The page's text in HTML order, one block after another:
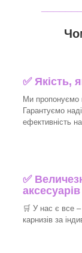
✅Якість,
Ми пропонуємо
Гарантуємо
ефективність
✅
аксесуарів
🛒 У нас є все –
карнизів за